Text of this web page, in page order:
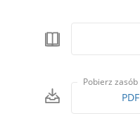
Pobierz zasób
PDF